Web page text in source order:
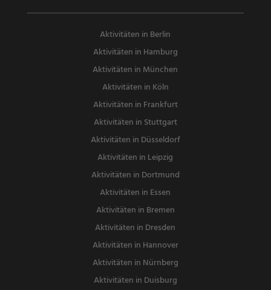
Aktivitäten in Berlin
Aktivitäten in Hamburg
Aktivitäten in München
Aktivitäten in Köln
Aktivitäten in Frankfurt
Aktivitäten in Stuttgart
Aktivitäten in Düsseldorf
Aktivitäten in Leipzig
Aktivitäten in Dortmund
Aktivitäten in Essen
Aktivitäten in Bremen
Aktivitäten in Dresden
Aktivitäten in Hannover
Aktivitäten in Nürnberg
Aktivitäten in Duisburg